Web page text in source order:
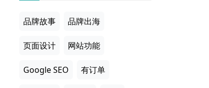
品牌故事 品牌出海
页面设计 网站功能
Google SEO 有订单